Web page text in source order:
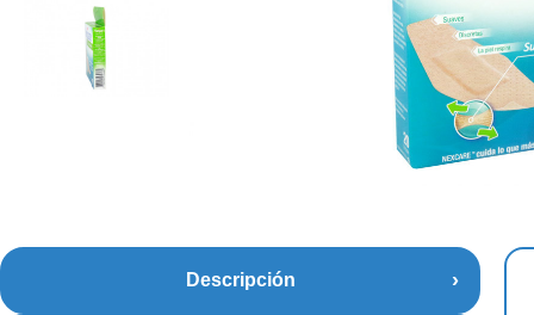
Descripción